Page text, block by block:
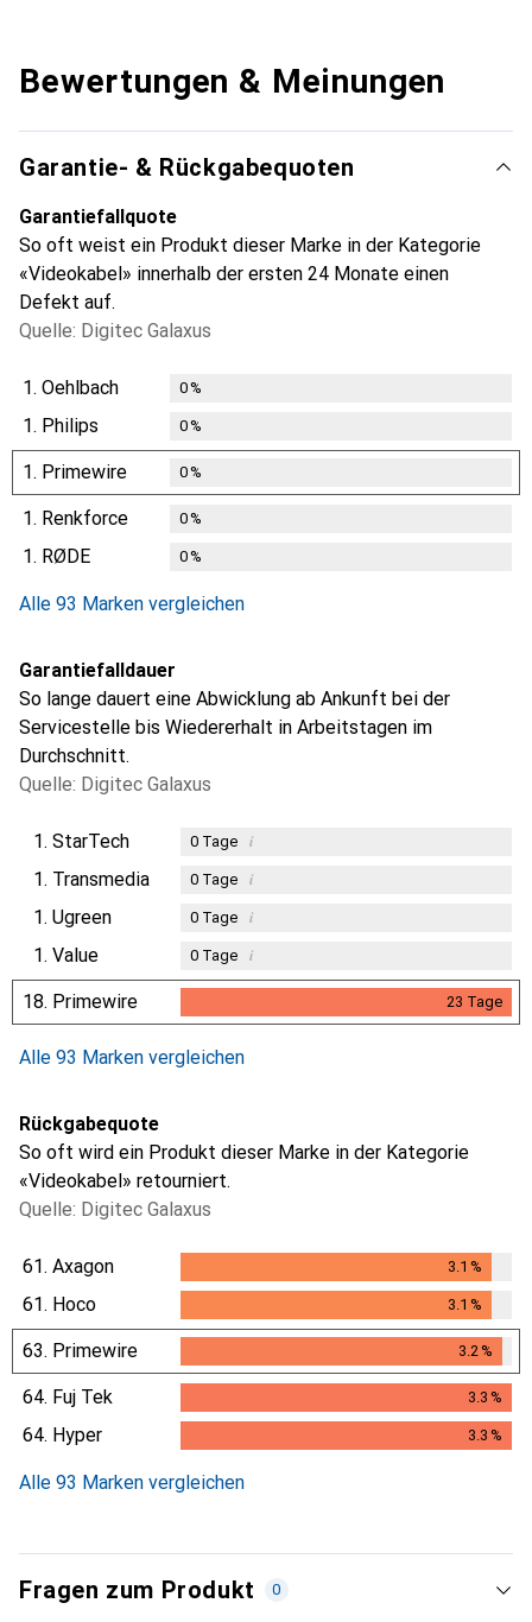
Bewertungen & Meinungen
Garantie- & Rückgabequoten
Garantiefallquote
So oft weist ein Produkt dieser Marke in der Kategorie
«Videokabel» innerhalb der ersten 24 Monate einen
Defekt auf.
Quelle: Digitec Galaxus
1. Oehlbach 0%
1. Philips 0%
1. Primewire 0%
1. Renkforce 0%
1. RØDE 0%
Alle 93 Marken vergleichen
Garantiefalldauer
So lange dauert eine Abwicklung ab Ankunft bei der
Servicestelle bis Wiedererhalt in Arbeitstagen im
Durchschnitt.
Quelle: Digitec Galaxus
1. StarTech 0Tage i
1. Transmedia 0Tage i
1. Ugreen 0Tage i
1. Value 0Tage i
18. Primewire 23 Tage
23Tage
Alle 93 Marken vergleichen
Rückgabequote
So oft wird ein Produkt dieser Marke in der Kategorie
«Videokabel» retourniert.
Quelle: Digitec Galaxus
61. Axagon 3.1 %
3.1%
61. Hoco 3.1 %
3.1%
63. Primewire 3.2%
3.2%
64. Fuj Tek 3.3 %
3.3%
64. Hyper 3.3 %
Alle 93 Marken vergleichen
Fragen zum Produkt 0